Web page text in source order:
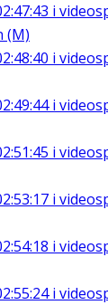
i
(M)
i
i
i
i
i
i